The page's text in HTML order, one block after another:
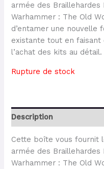
armée des
Warhammer : The Old
d’entamer une nouvelle
existante tout en
l’achat des kits au détail.
Rupture de stock
Description
Cette boîte vous fournit
armée des
Warhammer : The Old